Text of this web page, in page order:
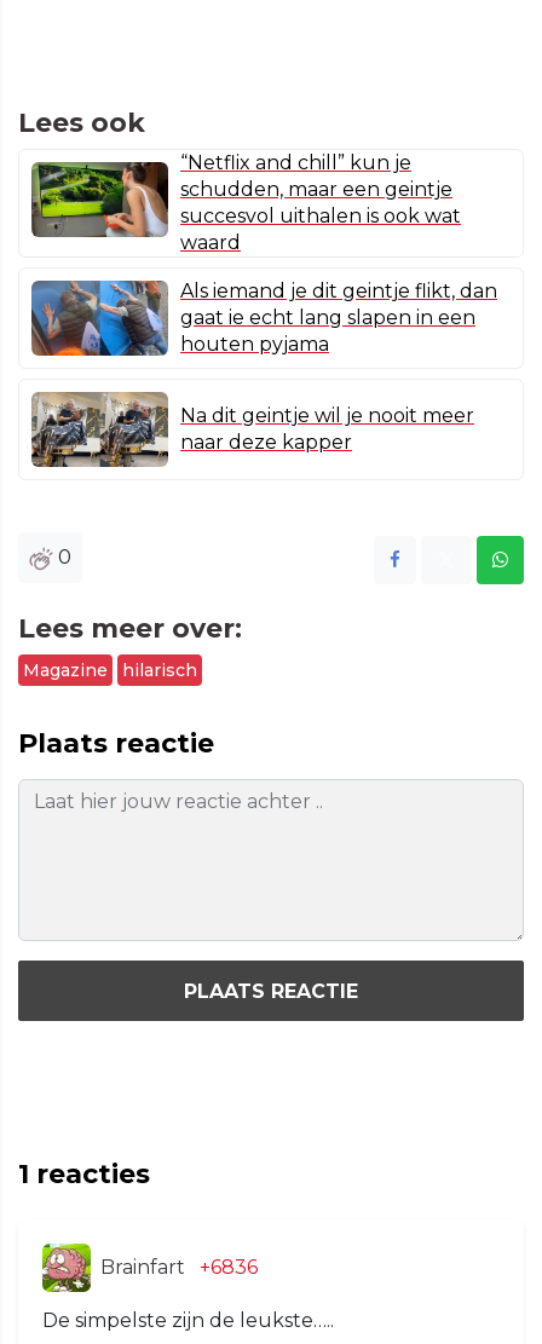
Lees ook
“Netflix and chill” kun je
schudden, maar een geintje
succesvol uithalen is ook wat
waard
Als iemand je dit geintje flikt, dan
gaat ie echt lang slapen in een
houten pyjama
Na dit geintje wil je nooit meer
naar deze kapper
0
Lees meer over:
Magazine hilarisch
Plaats reactie
PLAATS REACTIE
1 reacties
Brainfart +6836
De simpelste zijn de leukste…..